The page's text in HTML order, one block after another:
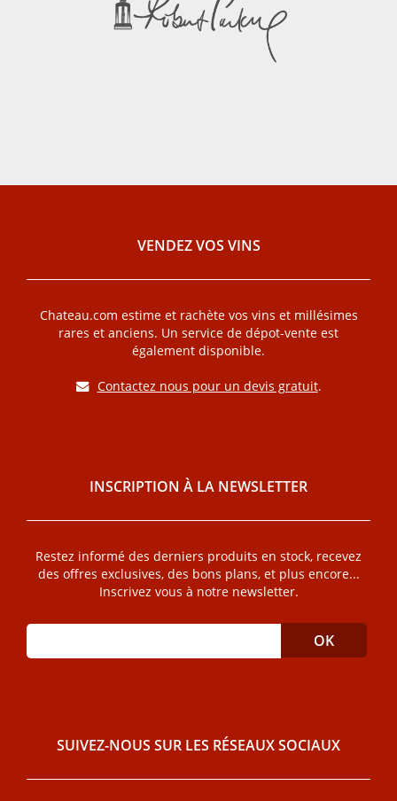
VENDEZ VOS VINS
Chateau.com estime et rachète vos vins et millésimes
rares et anciens. Un service de dépot-vente est
également disponible.
Contactez nous pour un devis gratuit.
INSCRIPTION À LA NEWSLETTER
Restez informé des derniers produits en stock, recevez
des offres exclusives, des bons plans, et plus encore...
Inscrivez vous à notre newsletter.
SUIVEZ-NOUS SUR LES RÉSEAUX SOCIAUX